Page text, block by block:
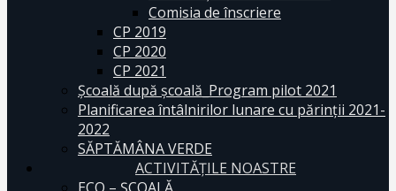
Comisia de înscriere
CP 2019
CP 2020
CP 2021
Școală după școală_Program pilot 2021
Planificarea întâlnirilor lunare cu părinții 2021-
2022
SĂPTĂMÂNA VERDE
ACTIVITĂȚILE NOASTRE